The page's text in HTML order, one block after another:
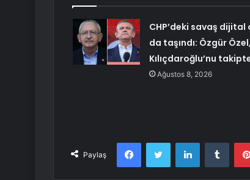
CHP’deki savaş
da taşındı: Özgür
Kılıçdaroğlu’nu
Ağustos 8, 2026
Paylaş
FacebookTwitter LinkedIn